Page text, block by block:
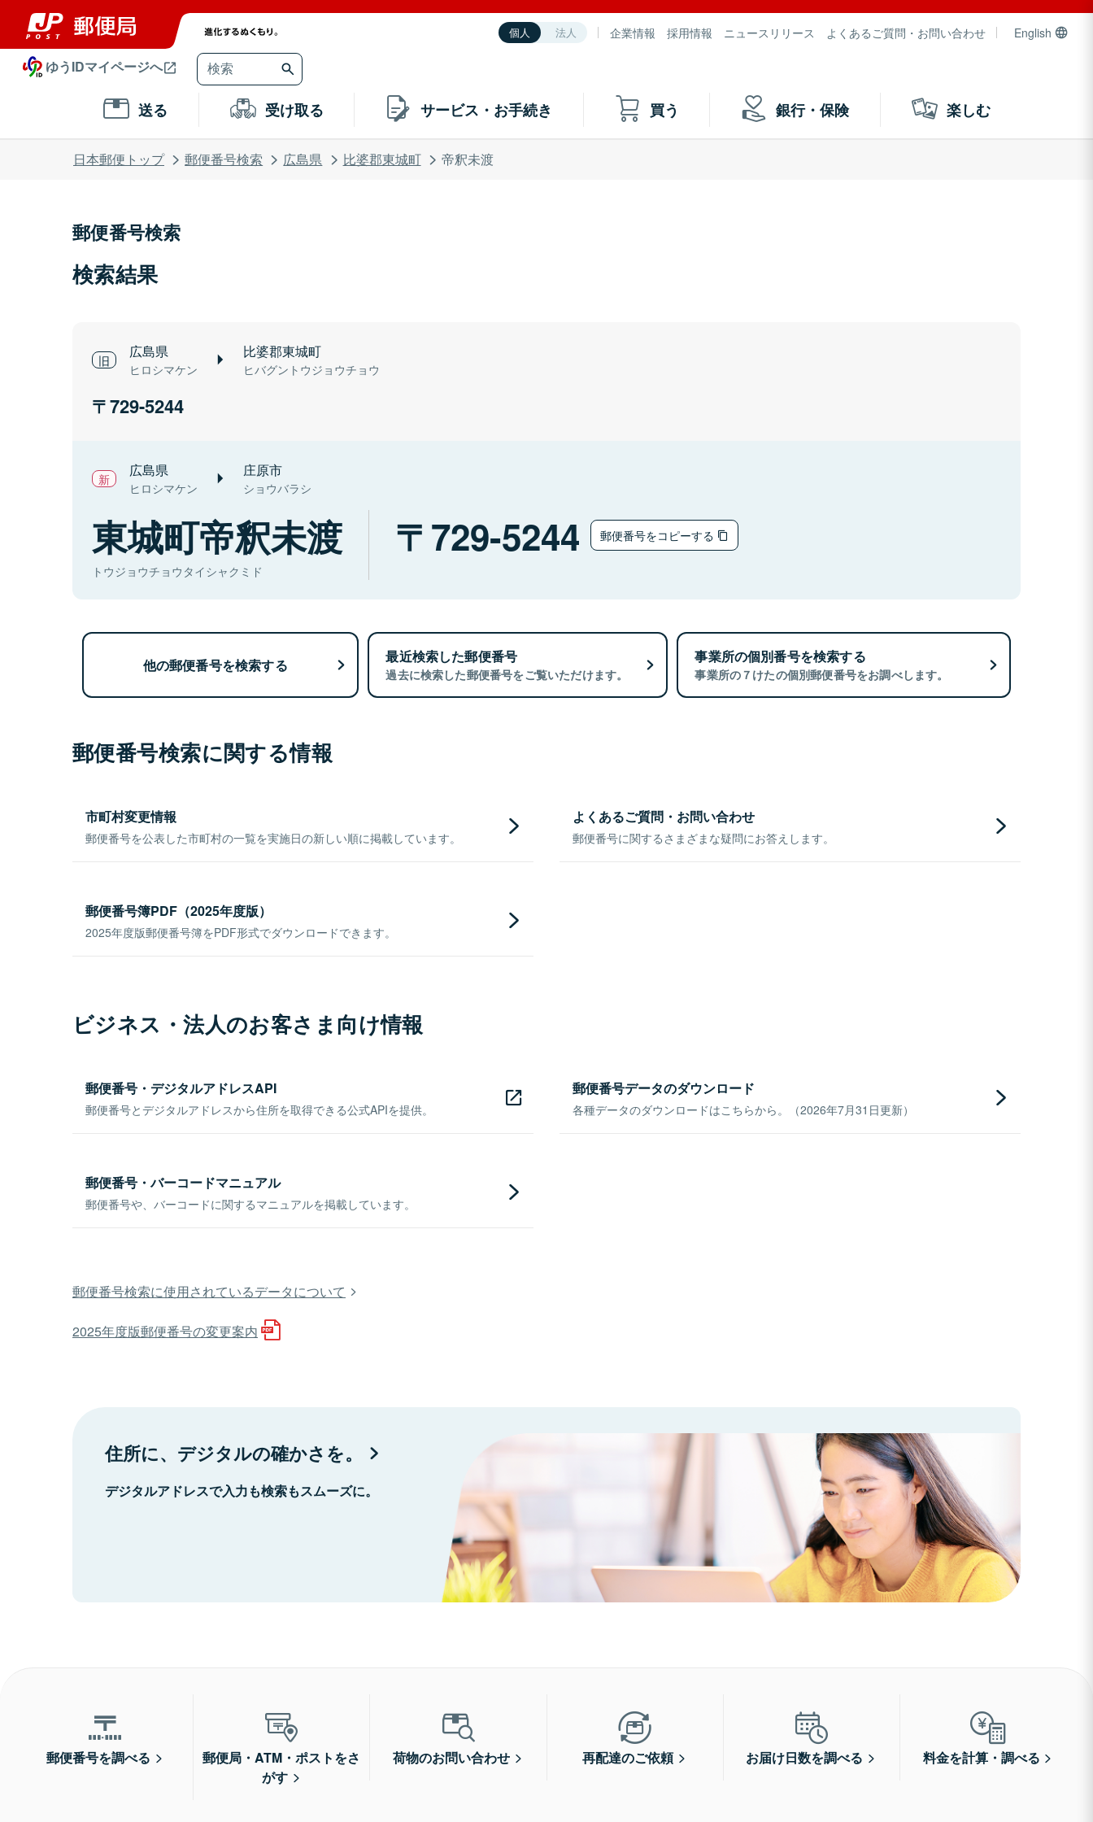
個人 法人 企業情報 採用情報 ニュースリリース よくあるご質問・お問い合わせ English
ゆうIDマイページへ
送る 受け取る サービス・お手続き 買う 銀行・保険 楽しむ
日本郵便トップ 郵便番号検索 広島県 比婆郡東城町 帝釈未渡
郵便番号検索
検索結果
広島県
ヒロシマケン
比婆郡東城町
ヒバグントウジョウチョウ
729-5244
広島県
ヒロシマケン
庄原市
ショウバラシ
東城町帝釈未渡
トウジョウチョウタイシャクミド
729-5244 郵便番号をコピーする
他の郵便番号を検索する 最近検索した郵便番号
過去に検索した郵便番号をご覧いただけます。
事業所の個別番号を検索する
事業所の７けたの個別郵便番号をお調べします。
郵便番号検索に関する情報
市町村変更情報
郵便番号を公表した市町村の一覧を実施日の新しい順に掲載しています。
よくあるご質問・お問い合わせ
郵便番号に関するさまざまな疑問にお答えします。
郵便番号簿PDF（2025年度版）
2025年度版郵便番号簿をPDF形式でダウンロードできます。
ビジネス・法人のお客さま向け情報
郵便番号・デジタルアドレスAPI
郵便番号とデジタルアドレスから住所を取得できる公式APIを提供。
郵便番号データのダウンロード
各種データのダウンロードはこちらから。（2026年7月31日更新）
郵便番号・バーコードマニュアル
郵便番号や、バーコードに関するマニュアルを掲載しています。
郵便番号検索に使用されているデータについて
2025年度版郵便番号の変更案内
住所に、デジタルの確かさを。
デジタルアドレスで入力も検索もスムーズに。
郵便番号を調べる
郵便局・ATM・ポストをさ
がす
荷物のお問い合わせ 再配達のご依頼 お届け日数を調べる 料金を計算・調べる